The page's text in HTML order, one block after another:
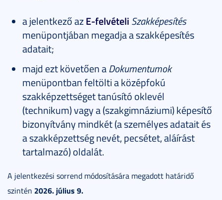
a jelentkező azE-felvételi Szakképesítés
menüpontjában megadja a szakképesítés
adatait;
majd ezt követően a Dokumentumok
menüpontban feltölti a középfokú
szakképzettséget tanúsító oklevél
(technikum) vagy a (szakgimnáziumi) képesítő
bizonyítvány mindkét (a személyes adatait és
a szakképzettség nevét, pecsétet, aláírást
tartalmazó) oldalát.
A jelentkezési sorrend módosítására megadott határidő
szintén 2026. július 9.